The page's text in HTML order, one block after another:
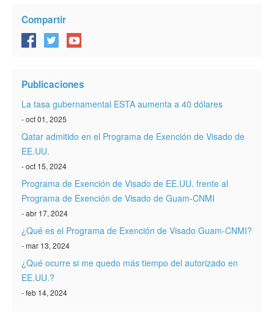
Compartir
Publicaciones
La tasa gubernamental ESTA aumenta a 40 dólares
- oct 01, 2025
Qatar admitido en el Programa de Exención de Visado de
EE.UU.
- oct 15, 2024
Programa de Exención de Visado de EE.UU. frente al
Programa de Exención de Visado de Guam-CNMI
- abr 17, 2024
¿Qué es el Programa de Exención de Visado Guam-CNMI?
- mar 13, 2024
¿Qué ocurre si me quedo más tiempo del autorizado en
EE.UU.?
- feb 14, 2024